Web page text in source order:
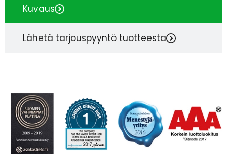
Kuvaus
Lähetä tarjouspyyntö tuotteesta